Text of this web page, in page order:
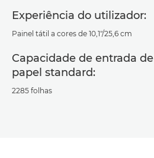
Experiência do utilizador:
Painel tátil a cores de 10,1"/25,6 cm
Capacidade de entrada de
papel standard:
2285 folhas